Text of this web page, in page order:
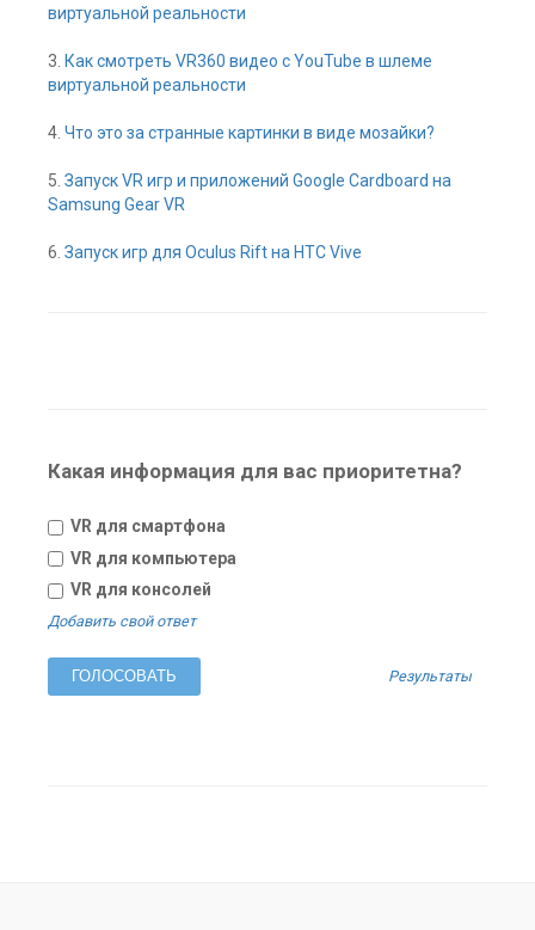
виртуальной реальности
3. Как смотреть VR360 видео с YouTube в шлеме
виртуальной реальности
4. Что это за странные картинки в виде мозайки?
5. Запуск VR игр и приложений Google Cardboard на
Samsung Gear VR
6. Запуск игр для Oculus Rift на HTC Vive
Какая информация для вас приоритетна?
VR для смартфона
VR для компьютера
VR для консолей
Добавить свой ответ
Результаты